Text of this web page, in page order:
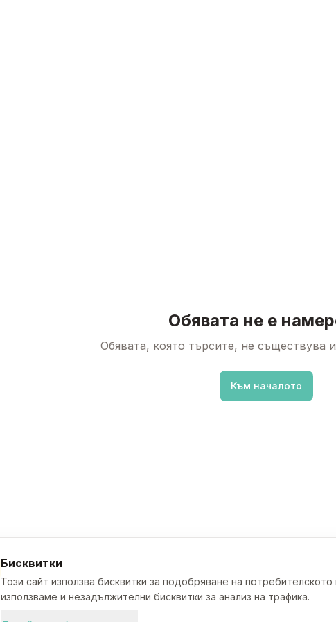
Обявата не е
Обявата, която търсите, не съществува
Към началото
Бисквитки
Този сайт използва бисквитки за подобряване на
използваме и незадължителни бисквитки за анализ на трафика.